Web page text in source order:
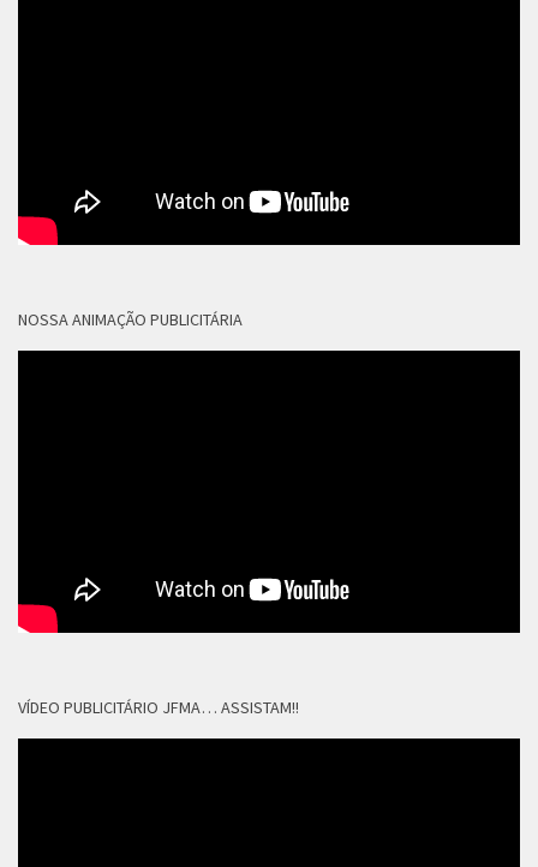
NOSSA ANIMAÇÃO PUBLICITÁRIA
VÍDEO PUBLICITÁRIO JFMA… ASSISTAM!!